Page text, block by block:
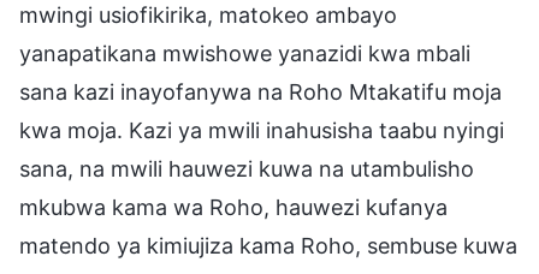
mwingi usiofikirika, matokeo ambayo
yanapatikana mwishowe yanazidi kwa mbali
sana kazi inayofanywa na Roho Mtakatifu moja
kwa moja. Kazi ya mwili inahusisha taabu nyingi
sana, na mwili hauwezi kuwa na utambulisho
mkubwa kama wa Roho, hauwezi kufanya
matendo ya kimiujiza kama Roho, sembuse kuwa